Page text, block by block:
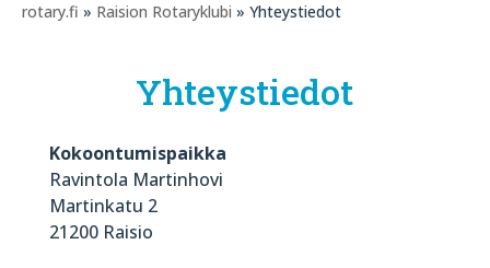
rotary.fi » Raision Rotaryklubi » Yhteystiedot
Yhteystiedot
Kokoontumispaikka
Ravintola Martinhovi
Martinkatu 2
21200 Raisio